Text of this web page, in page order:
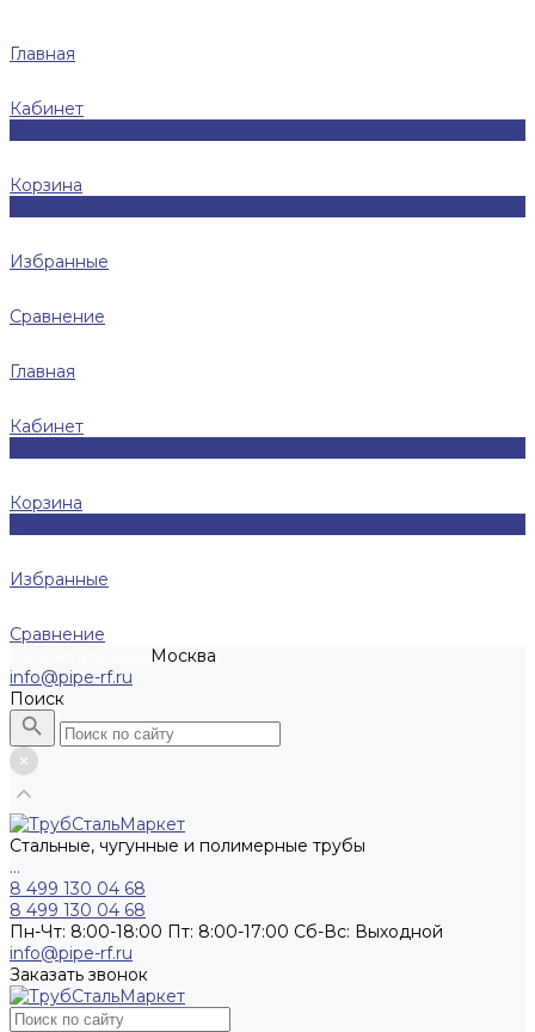
Главная
Кабинет
Корзина
Избранные
Сравнение
Главная
Кабинет
Корзина
Избранные
Сравнение
Москва
info@pipe-rf.ru
Поиск
Стальные, чугунные и полимерные трубы
...
8 499 130 04 68
8 499 130 04 68
Пн-Чт: 8:00-18:00 Пт: 8:00-17:00 Сб-Вс: Выходной
info@pipe-rf.ru
Заказать звонок